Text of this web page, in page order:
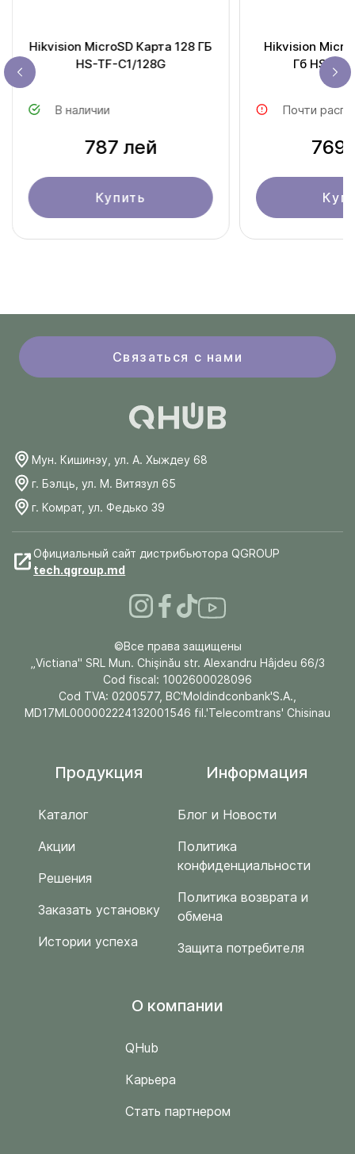
Hikvision MicroSD Карта 128 ГБ
HS-TF-C1/128G
В наличии
787 лей
Купить
Hikvision
Гб HS-
Почти
769
Связаться с нами
Мун. Кишинэу, ул. А. Хыждеу 68
г. Бэлць, ул. М. Витязул 65
г. Комрат, ул. Федько 39
Официальный сайт дистрибьютора QGROUP
tech.qgroup.md
©Все права защищены
„Victiana" SRL Mun. Chişinău str. Alexandru Hâjdeu 66/3
Cod fiscal: 1002600028096
Cod TVA: 0200577, BC'Moldindconbank'S.A.,
MD17ML000002224132001546 fil.'Telecomtrans' Chisinau
Продукция
Каталог
Акции
Решения
Заказать установку
Истории успеха
Информация
Блог и Новости
Политика
конфиденциальности
Политика возврата и
обмена
Защита потребителя
O компании
QHub
Карьера
Стать партнером